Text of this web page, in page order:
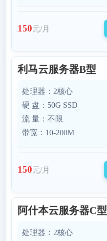
150元/月
利马云服务器B型
处理器：2核心
硬 盘：50G SSD
流 量：不限
带宽：10-200M
150元/月
阿什本云服务器C型
处理器：2核心